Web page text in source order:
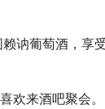
讷葡萄酒，享
欢来酒吧聚会